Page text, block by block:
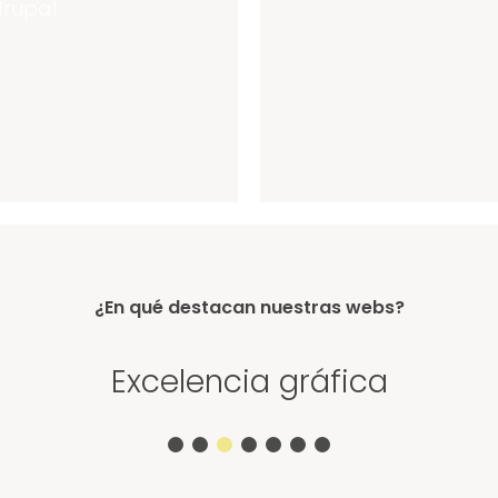
¿En qué destacan nuestras webs?
Contenido bien estructurado
adecuado para el
Excelencia gráfica
Usabilidad